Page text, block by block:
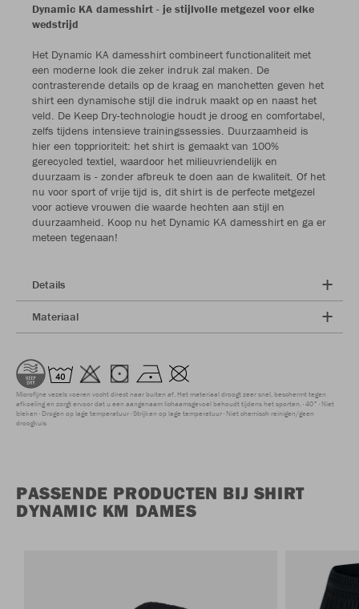
Dynamic KA damesshirt - je stijlvolle metgezel voor elke
wedstrijd
Het Dynamic KA damesshirt combineert functionaliteit met
een moderne look die zeker indruk zal maken. De
contrasterende details op de kraag en manchetten geven het
shirt een dynamische stijl die indruk maakt op en naast het
veld. De Keep Dry-technologie houdt je droog en comfortabel,
zelfs tijdens intensieve trainingssessies. Duurzaamheid is
hier een topprioriteit: het shirt is gemaakt van 100%
gerecycled textiel, waardoor het milieuvriendelijk en
duurzaam is - zonder afbreuk te doen aan de kwaliteit. Of het
nu voor sport of vrije tijd is, dit shirt is de perfecte metgezel
voor actieve vrouwen die waarde hechten aan stijl en
duurzaamheid. Koop nu het Dynamic KA damesshirt en ga er
meteen tegenaan!
Details
Materiaal
Microfijne vezels voeren vocht direct naar buiten af. Het materiaal droogt zeer snel, beschermt tegen
afkoeling en zorgt ervoor dat u een aangenaam lichaamsgevoel behoudt tijdens het sporten. 40° Niet
bleken Drogen op lage temperatuur Strijken op lage temperatuur Niet chemisch reinigen/geen
droogkuis
PASSENDE PRODUCTEN BIJ SHIRT
DYNAMIC KM DAMES